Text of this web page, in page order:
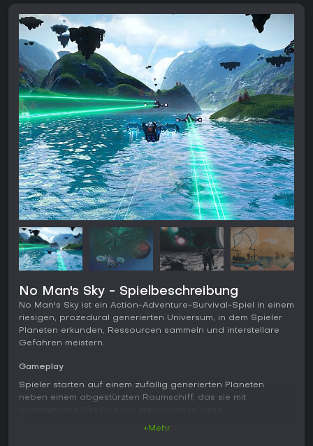
No Man's Sky - Spielbeschreibung
No Man's Sky ist ein Action-Adventure-Survival-Spiel in einem
riesigen, prozedural generierten Universum, in dem Spieler
Planeten erkunden, Ressourcen sammeln und interstellare
Gefahren meistern.
Gameplay
Spieler starten auf einem zufällig generierten Planeten
neben einem abgestürzten Raumschiff, das sie mit
+Mehr